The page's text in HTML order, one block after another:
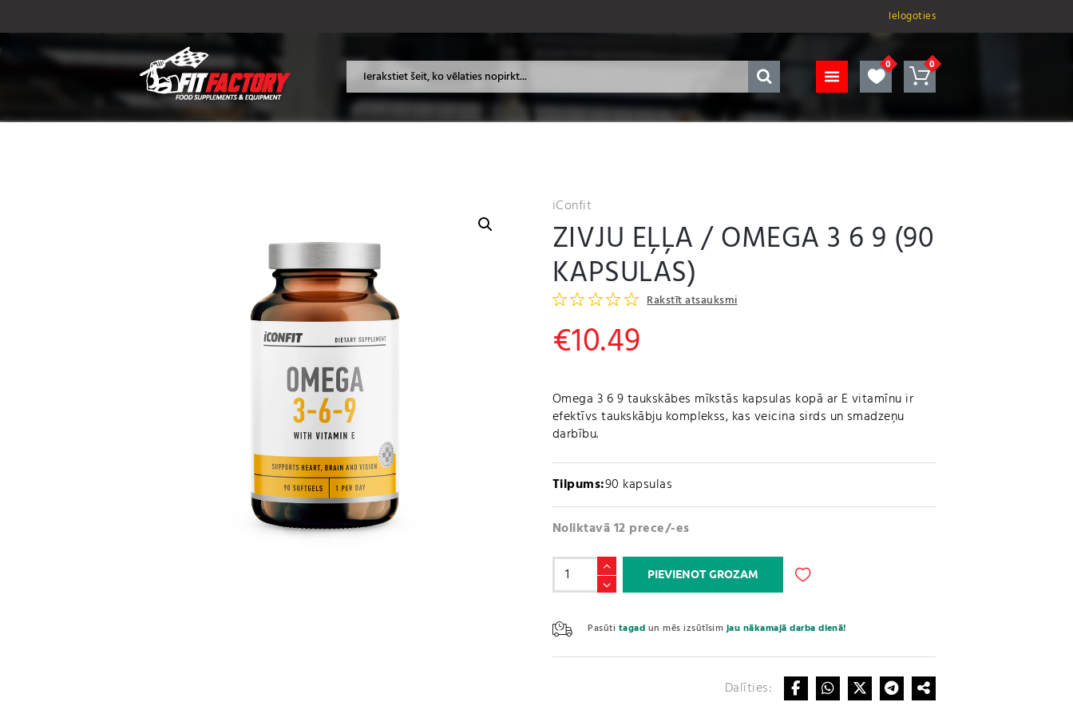
Ielogoties
iConfit
ZIVJU EĻĻA / OMEGA 3 6 9 (90
KAPSULAS)
Rakstīt atsauksmi
€10.49
Omega 3 6 9 taukskābes mīkstās kapsulas kopā ar E vitamīnu ir
efektīvs taukskābju komplekss, kas veicina sirds un smadzeņu
darbību.
Tilpums:90 kapsulas
Noliktavā 12 prece/-es
Zivju
eļļa
Omega
3
6
PIEVIENOT GROZAM
Pasūti tagad un mēs izsūtīsimjau nākamajā darba dienā!
r
n
a
t
i
Dalīties: